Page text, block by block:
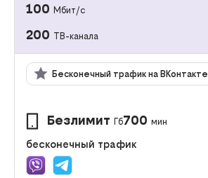
100 Мбит/с
200 ТВ-канала
Бесконечный трафик на ВКонтакте
Безлимит Гб700 мин
бесконечный трафик